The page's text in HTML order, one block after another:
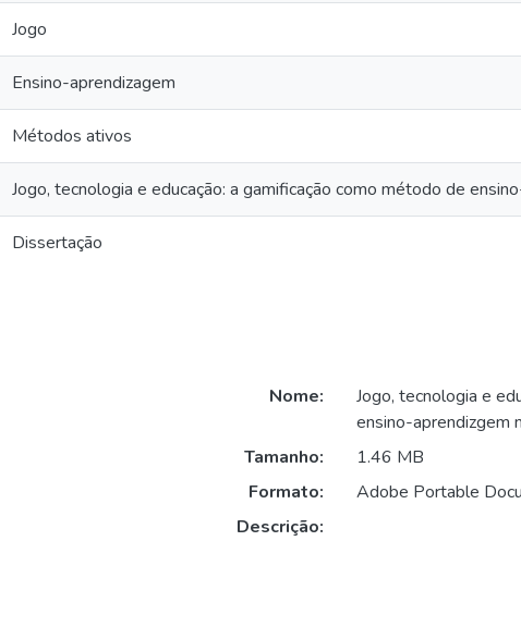
Jogo
Ensino-aprendizagem
Métodos ativos
Jogo, tecnologia e educação: a gamificação como método de
Dissertação
Nome:
Jogo, tecnologia e
ensino-aprendizgem
Tamanho:
1.46 MB
Formato:
Adobe Portable
Descrição: